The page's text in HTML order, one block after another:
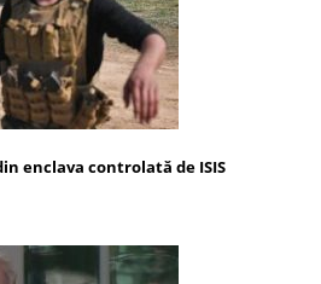
enclava controlată de ISIS